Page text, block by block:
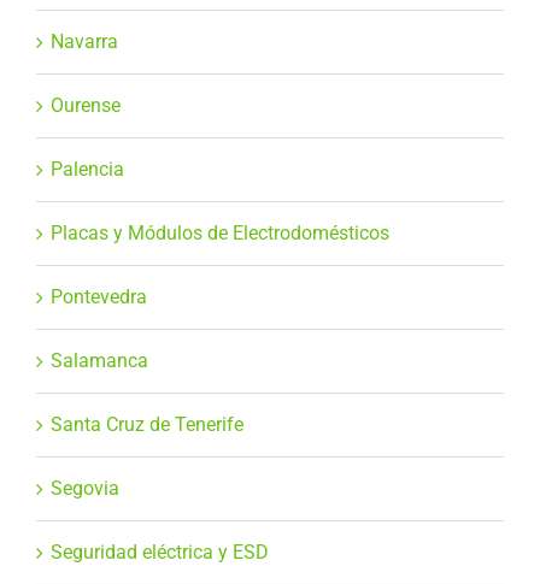
Navarra
Ourense
Palencia
Placas y Módulos de Electrodomésticos
Pontevedra
Salamanca
Santa Cruz de Tenerife
Segovia
Seguridad eléctrica y ESD